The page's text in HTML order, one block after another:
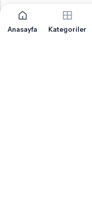
Anasayfa Kategoriler